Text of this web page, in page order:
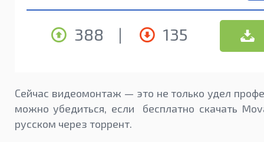
388 | 135
Сейчас видеомонтаж — это не только удел
можно убедиться, если бесплатно скачать
русском через торрент.